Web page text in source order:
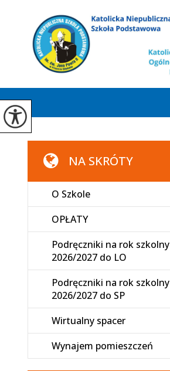
NA SKRÓTY
O Szkole
OPŁATY
Podręczniki na rok szkolny
2026/2027 do LO
Podręczniki na rok szkolny
2026/2027 do SP
Wirtualny spacer
Wynajem pomieszczeń